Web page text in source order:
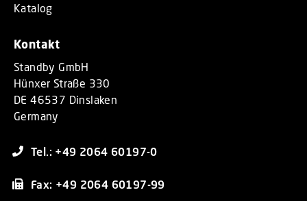
Katalog
Kontakt
Standby GmbH
Hünxer Straße 330
DE 46537 Dinslaken
Germany
Tel.: +49 2064 60197-0
Fax: +49 2064 60197-99